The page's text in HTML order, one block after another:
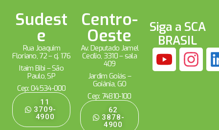
Sudest
e
Rua Joaquim
Floriano, 72 – cj. 176
Itaim Bibi – São
Paulo, SP
Cep: 04534-000
11
3709-
4900
Centro-
Oeste
Av. Deputado Jamel
Cecílio, 3310 – sala
409
Jardim Goiás –
Goiânia, GO
Cep: 74810-100
62
3878-
4900
Siga a SCA
BRASIL